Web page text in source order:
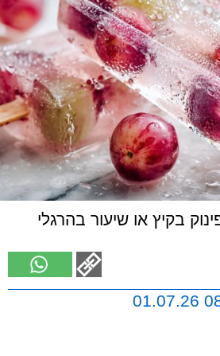
בקיץ או שיעור בהרגלי